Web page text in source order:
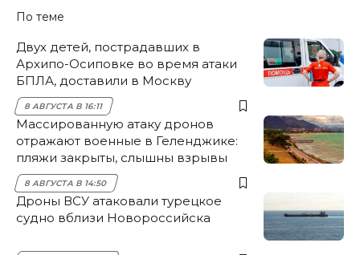
По теме
Двух детей, пострадавших в
Архипо-Осиповке во время атаки
БПЛА, доставили в Москву
8 АВГУСТА В 16:11
Массированную атаку дронов
отражают военные в Геленджике:
пляжи закрыты, слышны взрывы
8 АВГУСТА В 14:50
Дроны ВСУ атаковали турецкое
судно вблизи Новороссийска